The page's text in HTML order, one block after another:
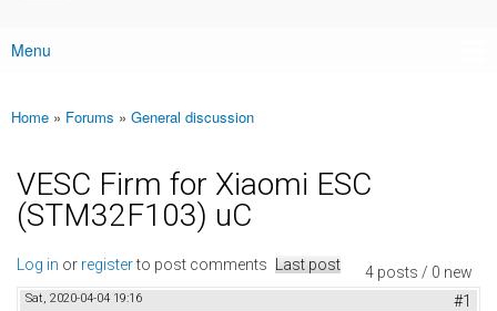
Main menu
Menu
You are here
Home » Forums » General discussion
VESC Firm for Xiaomi ESC
(STM32F103) uC
4 posts / 0 new
Log in or registerto post comments Last post
Sat, 2020-04-04 19:16 #1